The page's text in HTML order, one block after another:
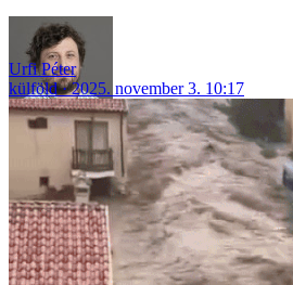
Urfi Péter
külföld
2025. november 3. 10:17